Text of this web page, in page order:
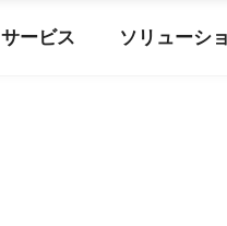
サービス ソリューシ